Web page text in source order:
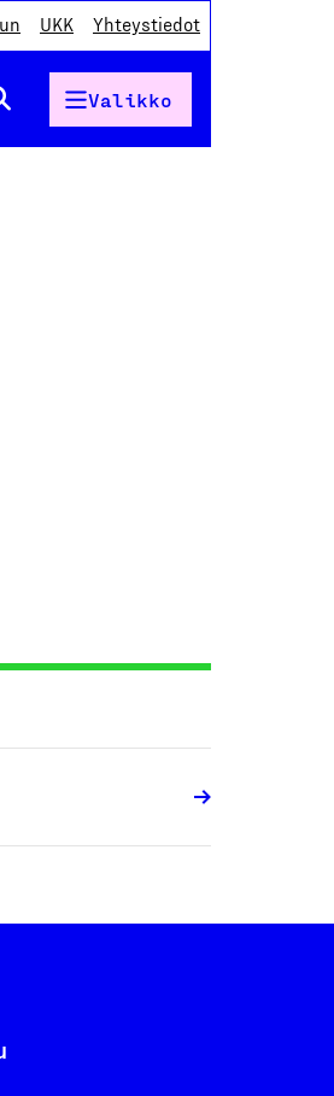
UKK Yhteystiedot
Valikko